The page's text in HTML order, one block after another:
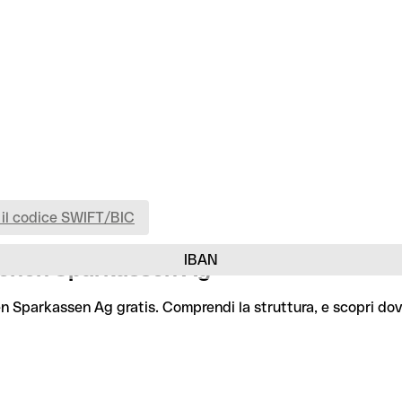
IBAN
il codice SWIFT/BIC
Sparkassen Ag
Sparkassen Ag gratis. Comprendi la struttura, e scopri